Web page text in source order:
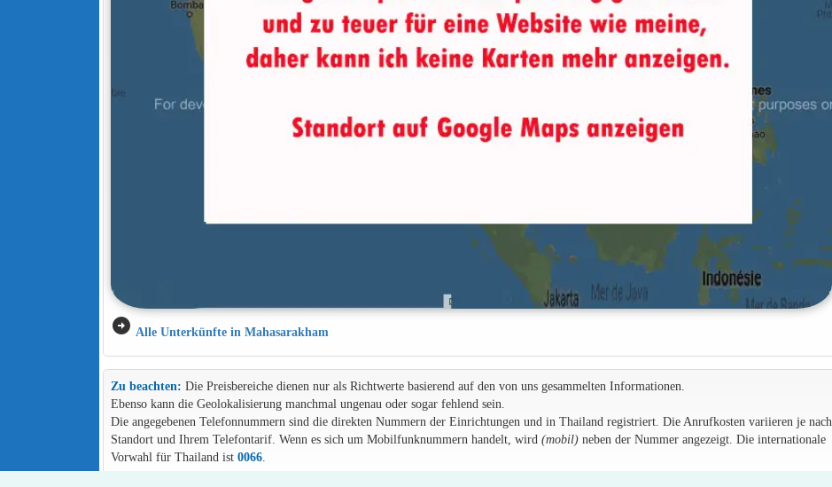
arrow_circle_right Alle Unterkünfte in Mahasarakham
Zu beachten: Die Preisbereiche dienen nur als Richtwerte basierend auf den von uns gesammelten Informationen.
Ebenso kann die Geolokalisierung manchmal ungenau oder sogar fehlend sein.
Die angegebenen Telefonnummern sind die direkten Nummern der Einrichtungen und in Thailand registriert. Die Anrufkosten variieren je nach
Standort und Ihrem Telefontarif. Wenn es sich um Mobilfunknummern handelt, wird (mobil)neben der Nummer angezeigt. Die internationale
Vorwahl für Thailand ist 0066.